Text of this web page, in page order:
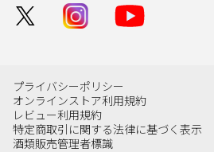
プライバシーポリシー
オンラインストア利用規約
レビュー利用規約
特定商取引に関する法律に基づく表示
酒類販売管理者標識